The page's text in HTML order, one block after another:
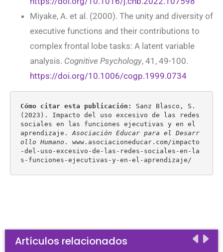
Miyake, A. et al. (2000). The unity and diversity of
executive functions and their contributions to
complex frontal lobe tasks: A latent variable
analysis. Cognitive Psychology, 41, 49-100.
https://doi.org/10.1006/cogp.1999.0734
Cómo citar esta publicación: Sanz Blasco, S.
(2023). Impacto del uso excesivo de las redes
sociales en las funciones ejecutivas y en el
aprendizaje. Asociación Educar para el Desarr
ollo Humano . www.asociacioneducar.com/impacto
-del-uso-excesivo-de-las-redes-sociales-en-la
s-funciones-ejecutivas-y-en-el-aprendizaje/
Artículos relacionados